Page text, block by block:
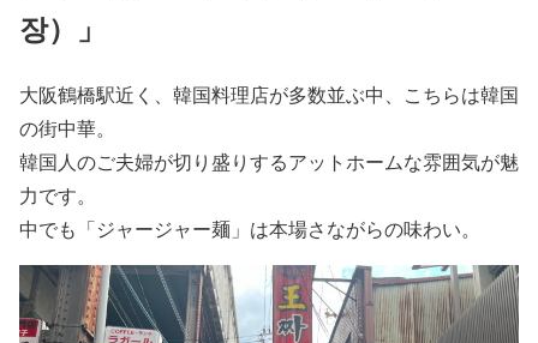
장）」
大阪鶴橋駅近く、韓国料理店が多数並ぶ中、こちらは韓国
の街中華。
韓国人のご夫婦が切り盛りするアットホームな雰囲気が魅
力です。
中でも「ジャージャー麺」は本場さながらの味わい。